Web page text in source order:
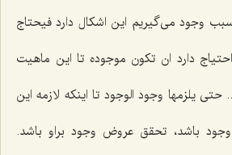
وجود مى‌گیریم این اشكال داردفیحتاج
دارد ان تکون موجوده تا این ماهیت
حتى یلزمها وجود الوجود تا اینكه لازمه این
باشد، تحقق عروض وجود براو باشد.